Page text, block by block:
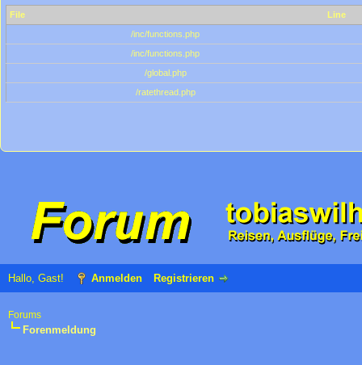
File
Line
/inc/functions.php
/inc/functions.php
/global.php
/ratethread.php
Hallo, Gast! Anmelden Registrieren
Forums
Forenmeldung